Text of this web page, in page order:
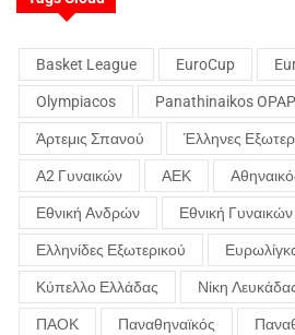
Basket League EuroCup
Olympiacos Panathinaikos OPAP
Άρτεμις Σπανού Έλληνες
Α2 Γυναικών ΑΕΚ
Εθνική Ανδρών Εθνική Γυναικών
Ελληνίδες Εξωτερικού
Κύπελλο Ελλάδας Νίκη
ΠΑΟΚ Παναθηναϊκός